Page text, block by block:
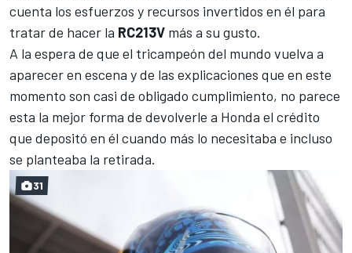
cuenta los esfuerzos y recursos invertidos en él para
tratar de hacer la RC213V más a su gusto.
A la espera de que el tricampeón del mundo vuelva a
aparecer en escena y de las explicaciones que en este
momento son casi de obligado cumplimiento, no parece
esta la mejor forma de devolverle a Honda el crédito
que depositó en él cuando más lo necesitaba e incluso
se planteaba la retirada.
31